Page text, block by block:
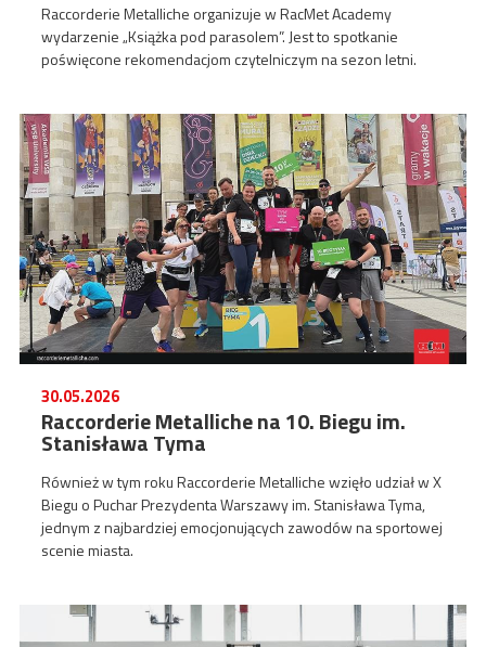
Raccorderie Metalliche organizuje w RacMet Academy
wydarzenie „Książka pod parasolem”. Jest to spotkanie
poświęcone rekomendacjom czytelniczym na sezon letni.
30.05.2026
Raccorderie Metalliche na 10. Biegu im.
Stanisława Tyma
Również w tym roku Raccorderie Metalliche wzięło udział w X
Biegu o Puchar Prezydenta Warszawy im. Stanisława Tyma,
jednym z najbardziej emocjonujących zawodów na sportowej
scenie miasta.